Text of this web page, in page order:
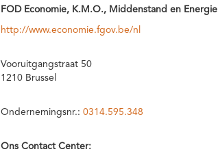
FOD Economie, K.M.O., Middenstand en Energie
http://www.economie.fgov.be/nl
Vooruitgangstraat 50
1210 Brussel
Ondernemingsnr.: 0314.595.348
Ons Contact Center: